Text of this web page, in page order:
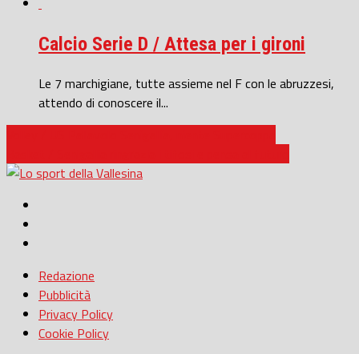
Calcio Serie D / Attesa per i gironi
Le 7 marchigiane, tutte assieme nel F con le abruzzesi,
attendo di conoscere il...
Redazione
Pubblicità
Privacy Policy
Cookie Policy